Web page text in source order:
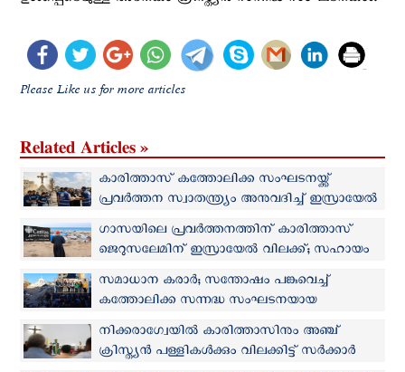
Please Like us for more articles
Related Articles »
കാരിത്താസ് കത്തോലിക്ക സംഘടനയ്ക്ക്
പ്രവര്‍ത്തന സ്വാതന്ത്ര്യം അനുവദിച്ച് ഇസ്രായേൽ
ഗാസയിലെ പ്രവര്‍ത്തനത്തിന് കാരിത്താസ്
ജെറുസലേമിന് ഇസ്രായേല്‍ വിലക്ക്; സഹായം
തുടരുമെന്ന് സഭാനേതൃത്വം
സമാധാന കരാര്‍; സന്തോഷം പങ്കുവെച്ച്
കത്തോലിക്ക സന്നദ്ധ സംഘടനയായ
കാരിത്താസ് ജെറുസലേം
നിക്കരാഗ്വേയില്‍ കാരിത്താസിനും അഞ്ച്
ക്രിസ്ത്യൻ പള്ളികള്‍ക്കും വിലക്കിട്ട് സര്‍ക്കാര്‍